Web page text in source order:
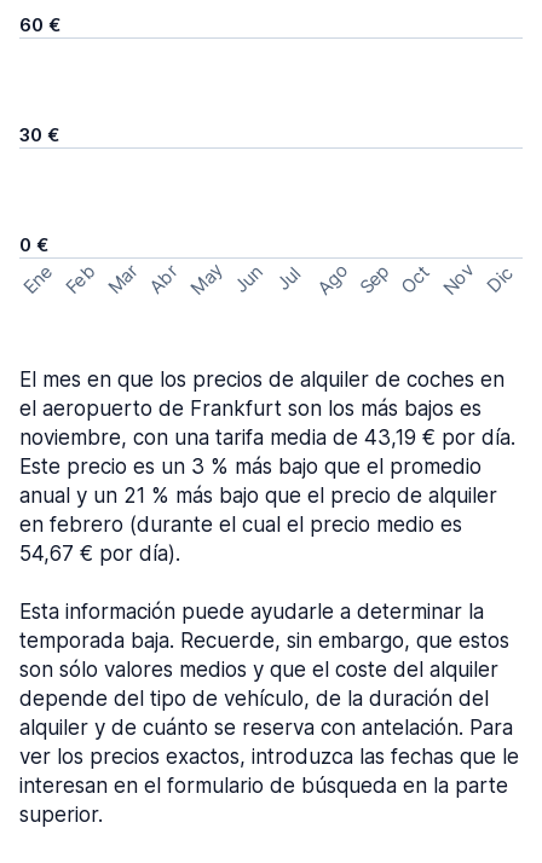
60 €
30 €
0 €
Ene Feb Mar Abr May Jun Jul Ago Sep Oct Nov Dic
El mes en que los precios de alquiler de coches en
el aeropuerto de Frankfurt son los más bajos es
noviembre, con una tarifa media de 43,19 € por día.
Este precio es un 3 % más bajo que el promedio
anual y un 21 % más bajo que el precio de alquiler
en febrero (durante el cual el precio medio es
54,67 € por día).
Esta información puede ayudarle a determinar la
temporada baja. Recuerde, sin embargo, que estos
son sólo valores medios y que el coste del alquiler
depende del tipo de vehículo, de la duración del
alquiler y de cuánto se reserva con antelación. Para
ver los precios exactos, introduzca las fechas que le
interesan en el formulario de búsqueda en la parte
superior.